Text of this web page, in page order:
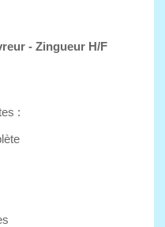
- Zingueur H/F
: